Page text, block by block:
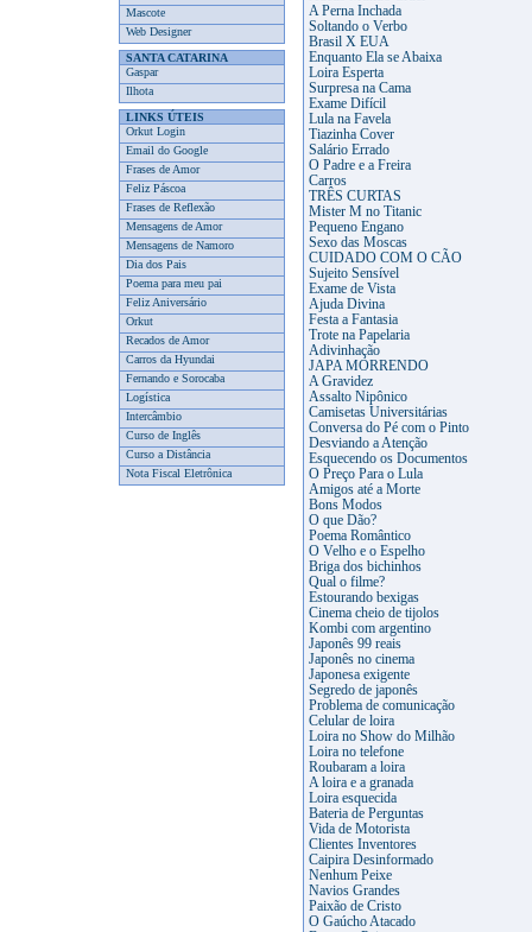
Mascote
Web Designer
SANTA CATARINA
Gaspar
Ilhota
LINKS ÚTEIS
Orkut Login
Email do Google
Frases de Amor
Feliz Páscoa
Frases de Reflexão
Mensagens de Amor
Mensagens de Namoro
Dia dos Pais
Poema para meu pai
Feliz Aniversário
Orkut
Recados de Amor
Carros da Hyundai
Fernando e Sorocaba
Logística
Intercâmbio
Curso de Inglês
Curso a Distância
Nota Fiscal Eletrônica
A Perna Inchada
Soltando o Verbo
Brasil X EUA
Enquanto Ela se Abaixa
Loira Esperta
Surpresa na Cama
Exame Difícil
Lula na Favela
Tiazinha Cover
Salário Errado
O Padre e a Freira
Carros
TRÊS CURTAS
Mister M no Titanic
Pequeno Engano
Sexo das Moscas
CUIDADO COM O CÃO
Sujeito Sensível
Exame de Vista
Ajuda Divina
Festa a Fantasia
Trote na Papelaria
Adivinhação
JAPA MORRENDO
A Gravidez
Assalto Nipônico
Camisetas Universitárias
Conversa do Pé com o Pinto
Desviando a Atenção
Esquecendo os Documentos
O Preço Para o Lula
Amigos até a Morte
Bons Modos
O que Dão?
Poema Romântico
O Velho e o Espelho
Briga dos bichinhos
Qual o filme?
Estourando bexigas
Cinema cheio de tijolos
Kombi com argentino
Japonês 99 reais
Japonês no cinema
Japonesa exigente
Segredo de japonês
Problema de comunicação
Celular de loira
Loira no Show do Milhão
Loira no telefone
Roubaram a loira
A loira e a granada
Loira esquecida
Bateria de Perguntas
Vida de Motorista
Clientes Inventores
Caipira Desinformado
Nenhum Peixe
Navios Grandes
Paixão de Cristo
O Gaúcho Atacado